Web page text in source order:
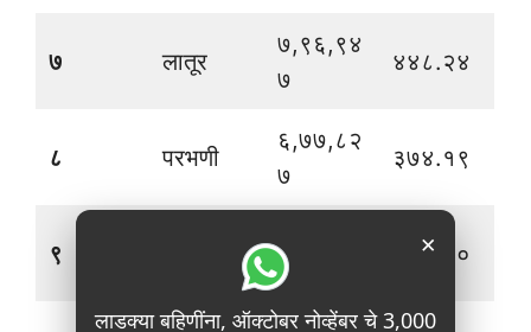
७ लातूर
७,९६,९४
७
४४८.२४
८ परभणी
६,७७,८२
७
३७४.१९
९
७
३३२.००
×
लाडक्या बहिणींना, ऑक्टोबर नोव्हेंबर चे 3,000